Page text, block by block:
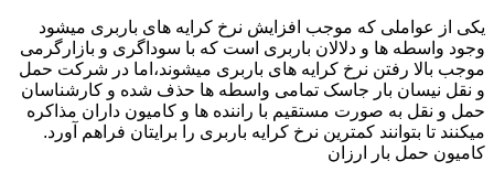
یکی از عواملی که موجب افزایش نرخ کرایه های باربری میشود
وجود واسطه ها و دلالان باربری است که با سوداگری و بازارگرمی
موجب بالا رفتن نرخ کرایه های باربری میشوند،اما در شرکت حمل
و نقل نیسان بار جاسک تمامی واسطه ها حذف شده و کارشناسان
حمل و نقل به صورت مستقیم با راننده ها و کامیون داران مذاکره
میکنند تا بتوانند کمترین نرخ کرایه باربری را برایتان فراهم آورد.
کامیون حمل بار ارزان